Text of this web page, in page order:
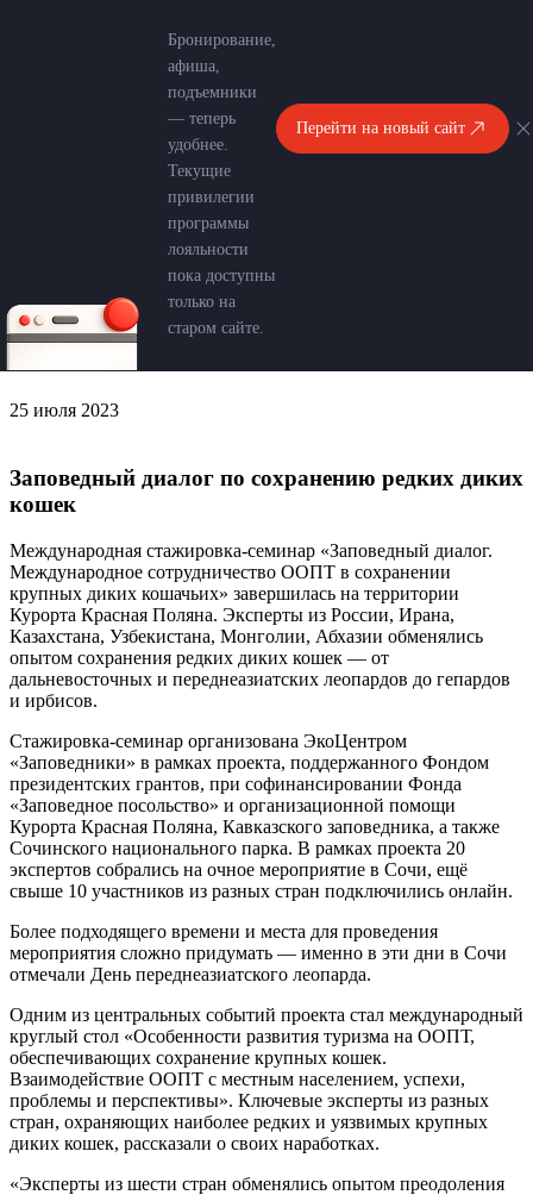
Бронирование,
афиша,
подъемники
— теперь
удобнее.
Текущие
привилегии
программы
лояльности
пока доступны
только на
старом сайте.
Перейти на новый сайт
25 июля 2023
Заповедный диалог по сохранению редких диких
кошек
Международная стажировка-семинар «Заповедный диалог.
Международное сотрудничество ООПТ в сохранении
крупных диких кошачьих» завершилась на территории
Курорта Красная Поляна. Эксперты из России, Ирана,
Казахстана, Узбекистана, Монголии, Абхазии обменялись
опытом сохранения редких диких кошек — от
дальневосточных и переднеазиатских леопардов до гепардов
и ирбисов.
Стажировка-семинар организована ЭкоЦентром
«Заповедники» в рамках проекта, поддержанного Фондом
президентских грантов, при софинансировании Фонда
«Заповедное посольство» и организационной помощи
Курорта Красная Поляна, Кавказского заповедника, а также
Сочинского национального парка. В рамках проекта 20
экспертов собрались на очное мероприятие в Сочи, ещё
свыше 10 участников из разных стран подключились онлайн.
Более подходящего времени и места для проведения
мероприятия сложно придумать — именно в эти дни в Сочи
отмечали День переднеазиатского леопарда.
Одним из центральных событий проекта стал международный
круглый стол «Особенности развития туризма на ООПТ,
обеспечивающих сохранение крупных кошек.
Взаимодействие ООПТ с местным населением, успехи,
проблемы и перспективы». Ключевые эксперты из разных
стран, охраняющих наиболее редких и уязвимых крупных
диких кошек, рассказали о своих наработках.
«Эксперты из шести стран обменялись опытом преодоления